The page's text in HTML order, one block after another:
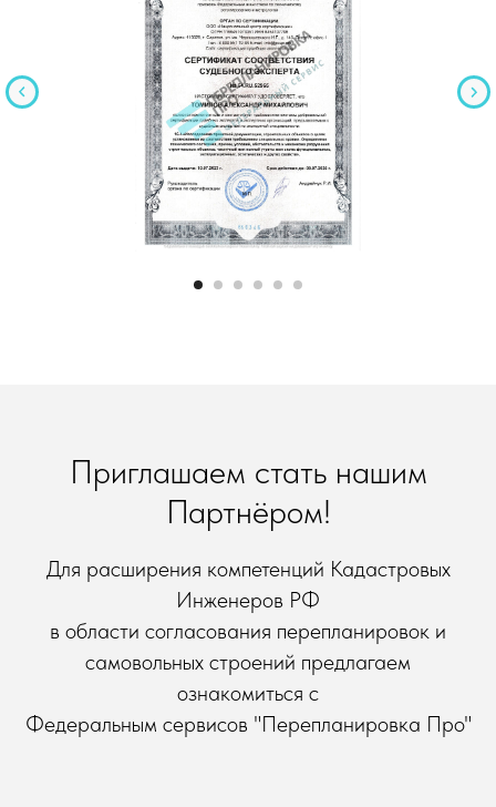
Приглашаем стать нашим
Партнёром!
Для расширения компетенций Кадастровых
Инженеров РФ
в области согласования перепланировок и
самовольных строений предлагаем
ознакомиться с
Федеральным сервисов "Перепланировка Про"